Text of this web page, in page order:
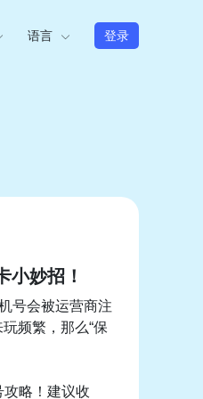
语言 登录
小妙招！
号会被运营商注
频繁，那么“保
略！建议收